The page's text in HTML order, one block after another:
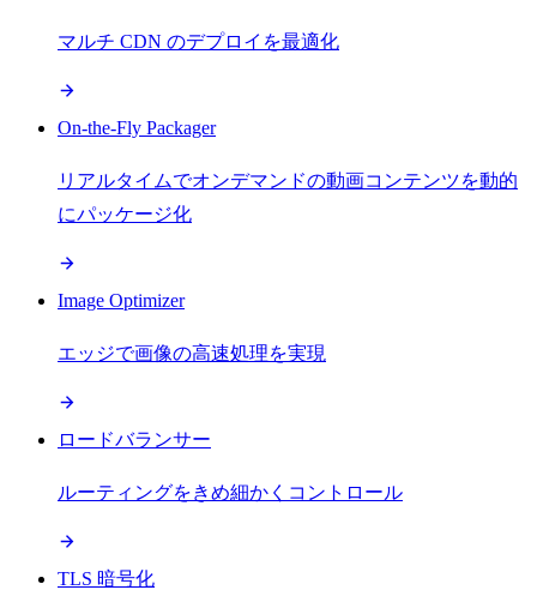
マルチ CDN のデプロイを最適化
On-the-Fly Packager
リアルタイムでオンデマンドの動画コンテンツを動的
にパッケージ化
Image Optimizer
エッジで画像の高速処理を実現
ロードバランサー
ルーティングをきめ細かくコントロール
TLS 暗号化